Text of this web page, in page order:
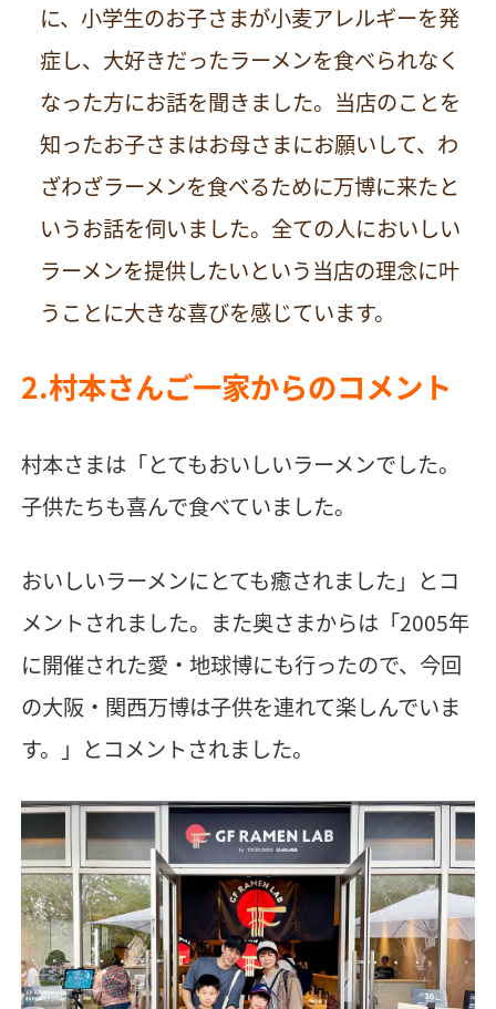
に、小学生のお子さまが小麦アレルギーを発
症し、大好きだったラーメンを食べられなく
なった方にお話を聞きました。当店のことを
知ったお子さまはお母さまにお願いして、わ
ざわざラーメンを食べるために万博に来たと
いうお話を伺いました。全ての人においしい
ラーメンを提供したいという当店の理念に叶
うことに大きな喜びを感じています。
2.村本さんご一家からのコメント
村本さまは「とてもおいしいラーメンでした。
子供たちも喜んで食べていました。
おいしいラーメンにとても癒されました」とコ
メントされました。また奥さまからは「2005年
に開催された愛・地球博にも行ったので、今回
の大阪・関西万博は子供を連れて楽しんでいま
す。」とコメントされました。